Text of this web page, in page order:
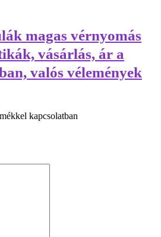
magas vérnyomás
vásárlás, ár a
valós vélemények
kapcsolatban